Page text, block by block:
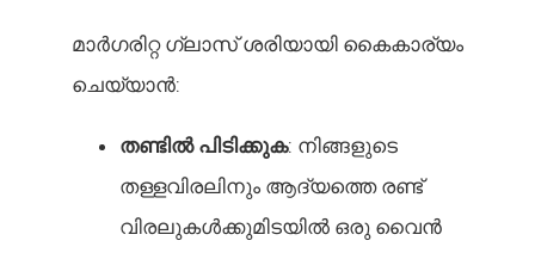
മാർഗരിറ്റ ഗ്ലാസ് ശരിയായി കൈകാര്യം
ചെയ്യാൻ:
തണ്ടിൽ പിടിക്കുക: നിങ്ങളുടെ
തള്ളവിരലിനും ആദ്യത്തെ രണ്ട്
വിരലുകൾക്കുമിടയിൽ ഒരു വൈൻ